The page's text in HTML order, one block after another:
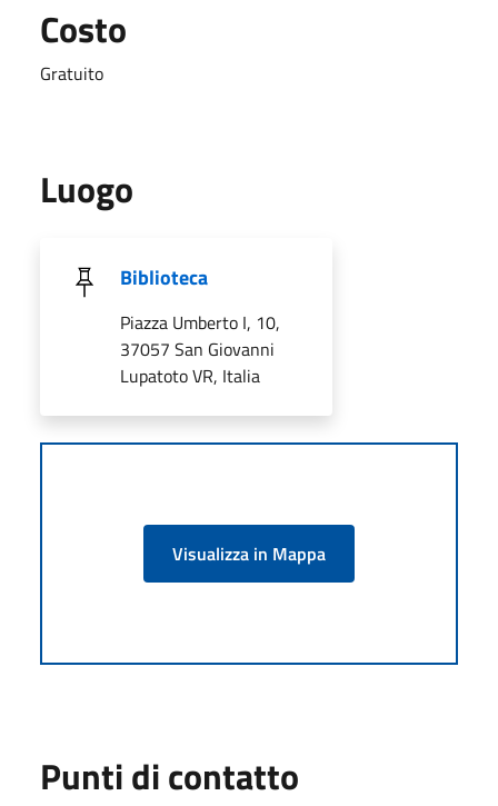
Costo
Gratuito
Luogo
Biblioteca
Piazza Umberto I, 10,
37057 San Giovanni
Lupatoto VR, Italia
Visualizza in Mappa
Punti di contatto